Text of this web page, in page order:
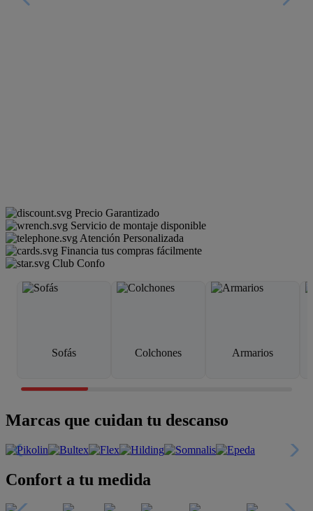
Precio Garantizado
Servicio de montaje disponible
Atención Personalizada
Financia tus compras fácilmente
Club Confo
Sofás Colchones Armarios
Marcas que cuidan tu descanso
Confort a tu medida